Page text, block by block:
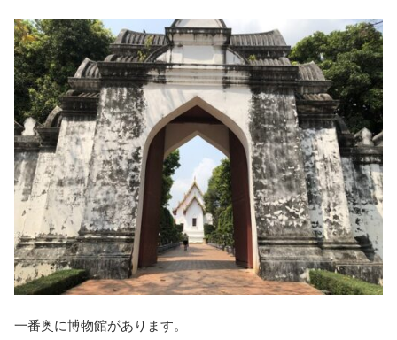
一番奥に博物館があります。